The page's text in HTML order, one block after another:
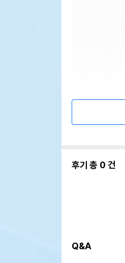
후기 총 0 건
Q&A